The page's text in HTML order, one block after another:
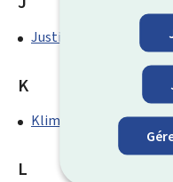
Justice de paix
K
Klima-Agence
L